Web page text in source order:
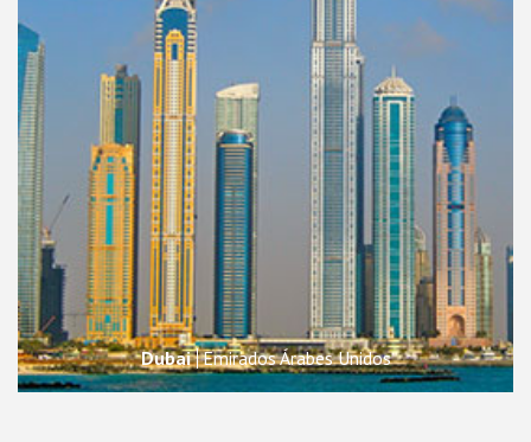
Dubai Emirados Árabes Unidos